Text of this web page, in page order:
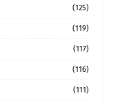
(125)
(119)
(117)
(116)
(111)